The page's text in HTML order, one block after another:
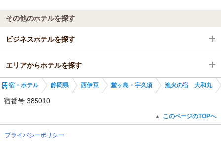
その他のホテルを探す
ビジネスホテルを探す
静岡県
西伊豆
エリアからホテルを探す
静岡県
宿・ホテル 静岡県 西伊豆 堂ヶ島・宇久須 漁火の宿 大和丸
宿番号:385010
▲ このページのTOPへ
プライバシーポリシー